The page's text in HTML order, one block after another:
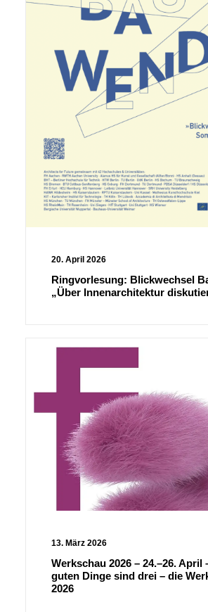
20. April 2026
Ringvorlesung: Blickwechsel
„Über Innenarchitektur
13. März 2026
Werkschau 2026 – 24.–26. April
guten Dinge sind drei – die
2026